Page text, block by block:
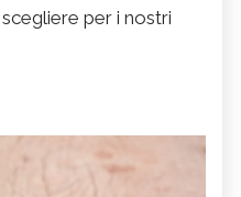
per i nostri